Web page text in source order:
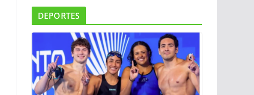
DEPORTES